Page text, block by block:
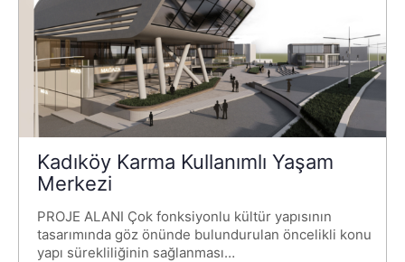
Kadıköy Karma Kullanımlı Yaşam
Merkezi
PROJE ALANI Çok fonksiyonlu kültür yapısının
tasarımında göz önünde bulundurulan öncelikli konu
yapı sürekliliğinin sağlanması…